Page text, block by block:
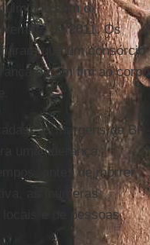
com o
de 2011. Os
que um consórcio
deram fim ao corpo
às margens da BR-
uma liderança
antes de morrer,
as inúmeras
locais e de pessoas